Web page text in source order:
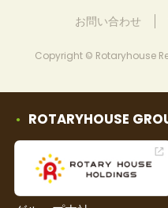
お問い合わせ
Copyright © Rotaryhouse
ROTARYHOUSE